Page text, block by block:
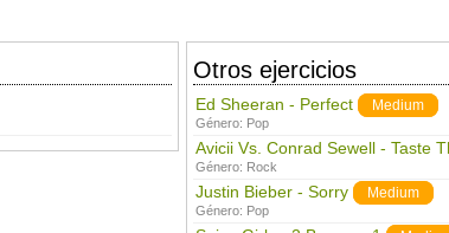
Otros ejercicios
Ed Sheeran - Perfect Medium
Género: Pop
Avicii Vs. Conrad Sewell - Taste
Género: Rock
Justin Bieber - Sorry Medium
Género: Pop